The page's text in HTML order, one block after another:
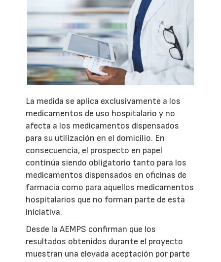
La medida se aplica exclusivamente a los
medicamentos de uso hospitalario y no
afecta a los medicamentos dispensados
para su utilización en el domicilio. En
consecuencia, el prospecto en papel
continúa siendo obligatorio tanto para los
medicamentos dispensados en oficinas de
farmacia como para aquellos medicamentos
hospitalarios que no forman parte de esta
iniciativa.
Desde la AEMPS confirman que los
resultados obtenidos durante el proyecto
muestran una elevada aceptación por parte